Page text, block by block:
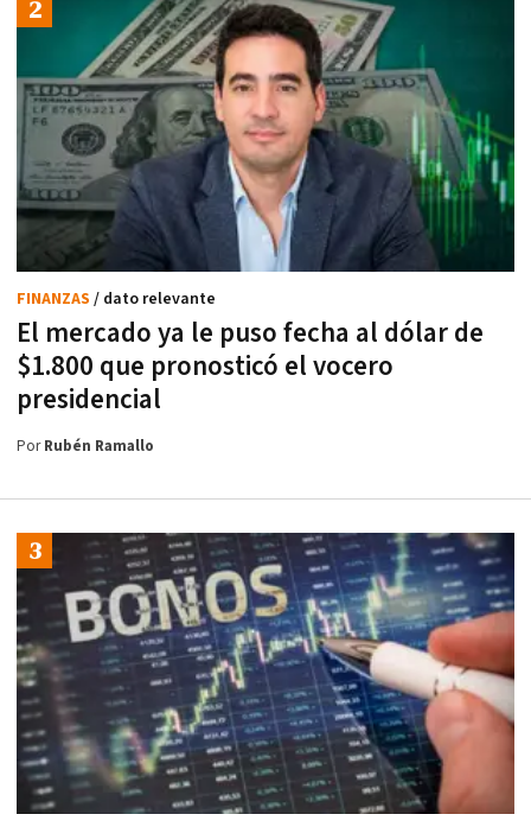
El mercado ya le puso fecha al dólar de
$1.800 que pronosticó el vocero
presidencial
FINANZAS / dato relevante
PorRubén Ramallo